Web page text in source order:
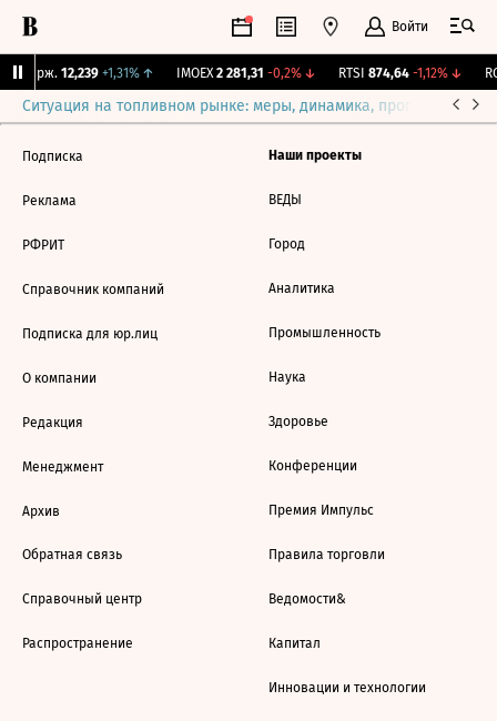
Войти
Бирж. 12,239 +1,31%↑ IMOEX 2 281,31 -0,2%↓ RTSI 874,64 -1,12%↓
Ситуация на топливном рынке: меры, динамика, прогнозы
Подписка
Реклама
РФРИТ
Справочник компаний
Подписка для юр.лиц
О компании
Редакция
Менеджмент
Архив
Обратная связь
Справочный центр
Распространение
Наши проекты
ВЕДЫ
Город
Аналитика
Промышленность
Наука
Здоровье
Конференции
Премия Импульс
Правила торговли
Ведомости&
Капитал
Инновации и технологии